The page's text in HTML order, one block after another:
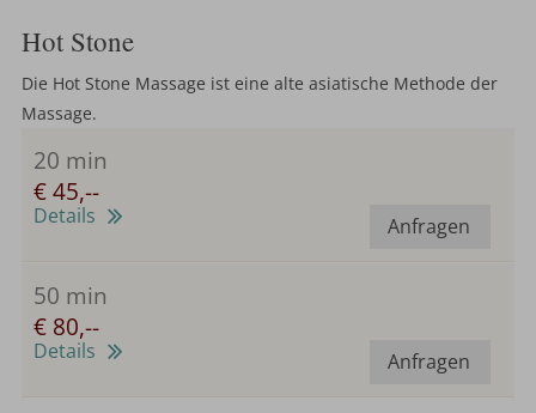
Hot Stone
Die Hot Stone Massage ist eine alte asiatische Methode der
Massage.
20 min
€ 45,--
Anfragen
Details
50 min
€ 80,--
Anfragen
Details